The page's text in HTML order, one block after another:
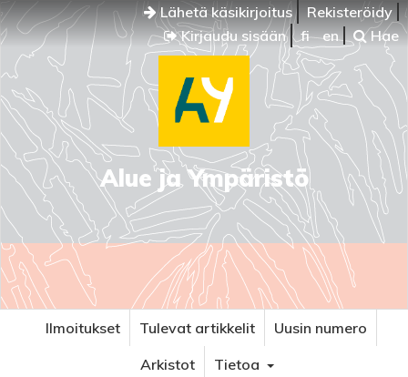
Lähetä käsikirjoitus
Rekisteröidy
Kirjaudu sisään
fi en Hae
Alue ja Ympäristö
Ilmoitukset Tulevat artikkelit
Uusin numero
Arkistot
Tietoa